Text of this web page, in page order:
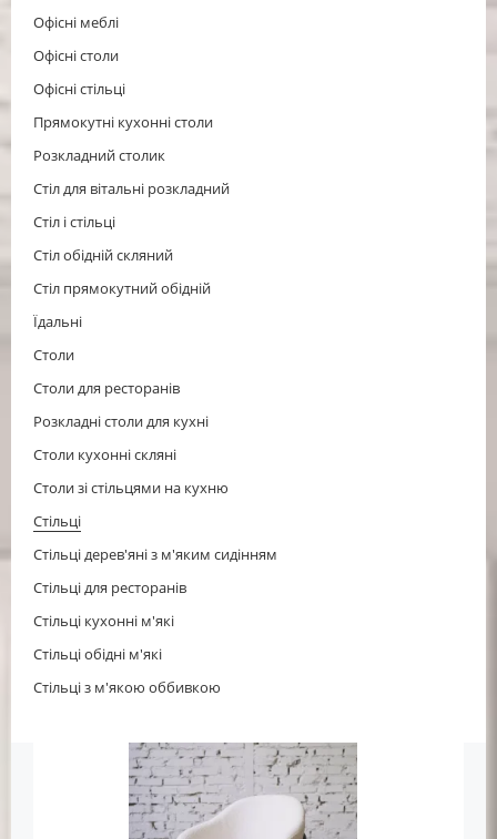
Офісні меблі
Офісні столи
Офісні стільці
Прямокутні кухонні столи
Розкладний столик
Стіл для вітальні розкладний
Cтіл і стільці
Стіл обідній скляний
Стіл прямокутний обідній
Їдальні
Столи
Столи для ресторанів
Розкладні столи для кухні
Столи кухонні скляні
Столи зі стільцями на кухню
Стільці
Стільці дерев'яні з м'яким сидінням
Стільці для ресторанів
Стільці кухонні м'які
Стільці обідні м'які
Стільці з м'якою оббивкою